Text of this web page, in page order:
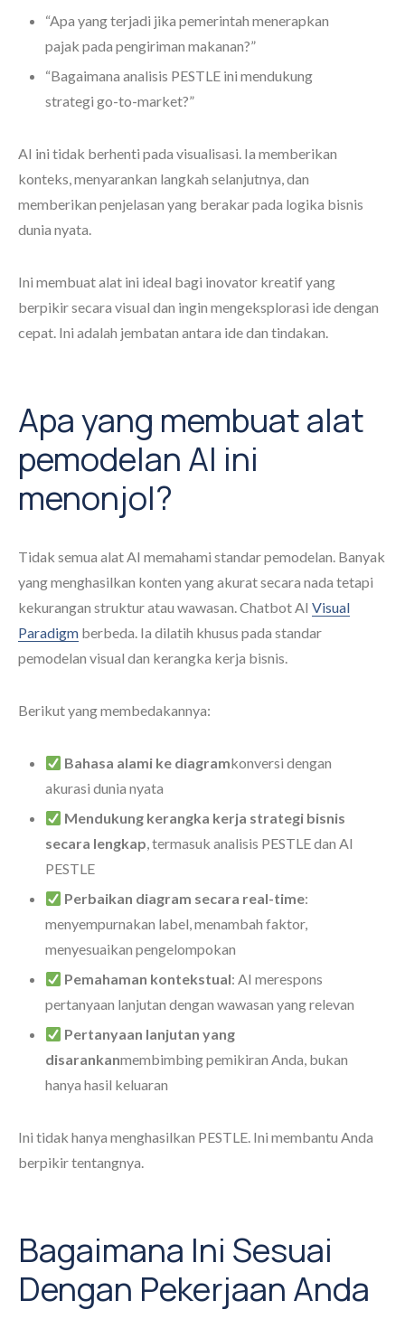
“Apa yang terjadi jika pemerintah menerapkan
pajak pada pengiriman makanan?”
“Bagaimana analisis PESTLE ini mendukung
strategi go-to-market?”
AI ini tidak berhenti pada visualisasi. Ia memberikan
konteks, menyarankan langkah selanjutnya, dan
memberikan penjelasan yang berakar pada logika bisnis
dunia nyata.
Ini membuat alat ini ideal bagi inovator kreatif yang
berpikir secara visual dan ingin mengeksplorasi ide dengan
cepat. Ini adalah jembatan antara ide dan tindakan.
Apa yang membuat alat
pemodelan AI ini
menonjol?
Tidak semua alat AI memahami standar pemodelan. Banyak
yang menghasilkan konten yang akurat secara nada tetapi
kekurangan struktur atau wawasan. Chatbot AI Visual
Paradigm berbeda. Ia dilatih khusus pada standar
pemodelan visual dan kerangka kerja bisnis.
Berikut yang membedakannya:
Bahasa alami ke diagramkonversi dengan
akurasi dunia nyata
Mendukung kerangka kerja strategi bisnis
secara lengkap, termasuk analisis PESTLE dan AI
PESTLE
Perbaikan diagram secara real-time:
menyempurnakan label, menambah faktor,
menyesuaikan pengelompokan
Pemahaman kontekstual: AI merespons
pertanyaan lanjutan dengan wawasan yang relevan
Pertanyaan lanjutan yang
disarankanmembimbing pemikiran Anda, bukan
hanya hasil keluaran
Ini tidak hanya menghasilkan PESTLE. Ini membantu Anda
berpikir tentangnya.
Bagaimana Ini Sesuai
Dengan Pekerjaan Anda